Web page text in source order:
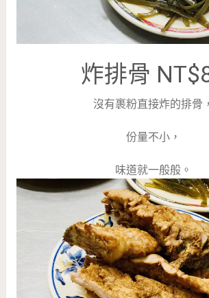
炸排骨
沒有裹粉直接炸的排骨，
份量不小，
味道就一般般。